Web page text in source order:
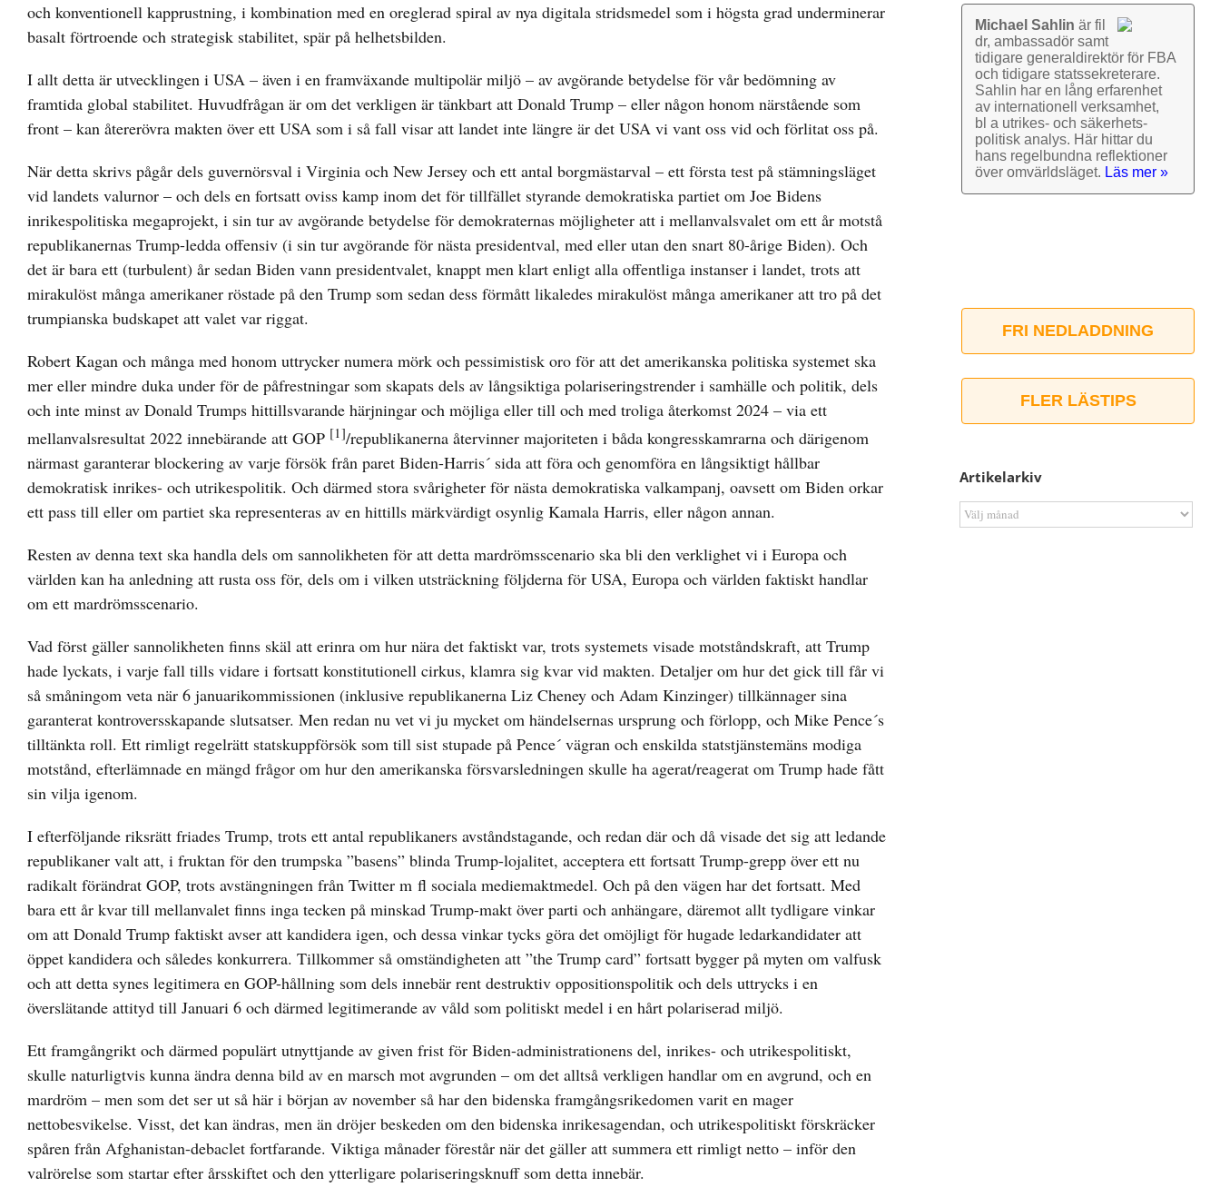
och konventionell kapprustning, i kombination med en oreglerad spiral av nya digitala stridsmedel som i högsta grad underminerar
basalt förtroende och strategisk stabilitet, spär på helhetsbilden.
I allt detta är utvecklingen i USA – även i en framväxande multipolär miljö – av avgörande betydelse för vår bedömning av
framtida global stabilitet. Huvudfrågan är om det verkligen är tänkbart att Donald Trump – eller någon honom närstående som
front – kan återerövra makten över ett USA som i så fall visar att landet inte längre är det USA vi vant oss vid och förlitat oss på.
När detta skrivs pågår dels guvernörsval i Virginia och New Jersey och ett antal borgmästarval – ett första test på stämningsläget
vid landets valurnor – och dels en fortsatt oviss kamp inom det för tillfället styrande demokratiska partiet om Joe Bidens
inrikespolitiska megaprojekt, i sin tur av avgörande betydelse för demokraternas möjligheter att i mellanvalsvalet om ett år motstå
republikanernas Trump-ledda offensiv (i sin tur avgörande för nästa presidentval, med eller utan den snart 80-årige Biden). Och
det är bara ett (turbulent) år sedan Biden vann presidentvalet, knappt men klart enligt alla offentliga instanser i landet, trots att
mirakulöst många amerikaner röstade på den Trump som sedan dess förmått likaledes mirakulöst många amerikaner att tro på det
trumpianska budskapet att valet var riggat.
Robert Kagan och många med honom uttrycker numera mörk och pessimistisk oro för att det amerikanska politiska systemet ska
mer eller mindre duka under för de påfrestningar som skapats dels av långsiktiga polariseringstrender i samhälle och politik, dels
och inte minst av Donald Trumps hittillsvarande härjningar och möjliga eller till och med troliga återkomst 2024 – via ett
mellanvalsresultat 2022 innebärande att GOP [1]/republikanerna återvinner majoriteten i båda kongresskamrarna och därigenom
närmast garanterar blockering av varje försök från paret Biden-Harris´ sida att föra och genomföra en långsiktigt hållbar
demokratisk inrikes- och utrikespolitik. Och därmed stora svårigheter för nästa demokratiska valkampanj, oavsett om Biden orkar
ett pass till eller om partiet ska representeras av en hittills märkvärdigt osynlig Kamala Harris, eller någon annan.
Resten av denna text ska handla dels om sannolikheten för att detta mardrömsscenario ska bli den verklighet vi i Europa och
världen kan ha anledning att rusta oss för, dels om i vilken utsträckning följderna för USA, Europa och världen faktiskt handlar
om ett mardrömsscenario.
Vad först gäller sannolikheten finns skäl att erinra om hur nära det faktiskt var, trots systemets visade motståndskraft, att Trump
hade lyckats, i varje fall tills vidare i fortsatt konstitutionell cirkus, klamra sig kvar vid makten. Detaljer om hur det gick till får vi
så småningom veta när 6 januarikommissionen (inklusive republikanerna Liz Cheney och Adam Kinzinger) tillkännager sina
garanterat kontroversskapande slutsatser. Men redan nu vet vi ju mycket om händelsernas ursprung och förlopp, och Mike Pence´s
tilltänkta roll. Ett rimligt regelrätt statskuppförsök som till sist stupade på Pence´ vägran och enskilda statstjänstemäns modiga
motstånd, efterlämnade en mängd frågor om hur den amerikanska försvarsledningen skulle ha agerat/reagerat om Trump hade fått
sin vilja igenom.
I efterföljande riksrätt friades Trump, trots ett antal republikaners avståndstagande, och redan där och då visade det sig att ledande
republikaner valt att, i fruktan för den trumpska ”basens” blinda Trump-lojalitet, acceptera ett fortsatt Trump-grepp över ett nu
radikalt förändrat GOP, trots avstängningen från Twitter m fl sociala mediemaktmedel. Och på den vägen har det fortsatt. Med
bara ett år kvar till mellanvalet finns inga tecken på minskad Trump-makt över parti och anhängare, däremot allt tydligare vinkar
om att Donald Trump faktiskt avser att kandidera igen, och dessa vinkar tycks göra det omöjligt för hugade ledarkandidater att
öppet kandidera och således konkurrera. Tillkommer så omständigheten att ”the Trump card” fortsatt bygger på myten om valfusk
och att detta synes legitimera en GOP-hållning som dels innebär rent destruktiv oppositionspolitik och dels uttrycks i en
överslätande attityd till Januari 6 och därmed legitimerande av våld som politiskt medel i en hårt polariserad miljö.
Ett framgångrikt och därmed populärt utnyttjande av given frist för Biden-administrationens del, inrikes- och utrikespolitiskt,
skulle naturligtvis kunna ändra denna bild av en marsch mot avgrunden – om det alltså verkligen handlar om en avgrund, och en
mardröm – men som det ser ut så här i början av november så har den bidenska framgångsrikedomen varit en mager
nettobesvikelse. Visst, det kan ändras, men än dröjer beskeden om den bidenska inrikesagendan, och utrikespolitiskt förskräcker
spåren från Afghanistan-debaclet fortfarande. Viktiga månader förestår när det gäller att summera ett rimligt netto – inför den
valrörelse som startar efter årsskiftet och den ytterligare polariseringsknuff som detta innebär.
Michael Sahlin är fil
dr, ambassadör samt
tidigare general­direktör för FBA
och tidigare stats­sekre­terare.
Sahlin har en lång erfarenhet
av inter­nationell verk­samhet,
bl a utrikes- och säkerhets­
politisk analys. Här hittar du
hans regel­bundna reflek­tioner
över omvärlds­läget. Läs mer »
FRI NEDLADDNING
FLER LÄSTIPS
Artikelarkiv
Artikelarkiv